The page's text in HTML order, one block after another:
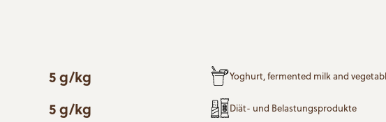
5 g/kg Yoghurt, fermented milk and
5 g/kg Diät- und Belastungsprodukte